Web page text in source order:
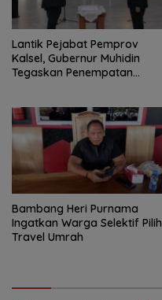
Lantik Pejabat Pemprov
Kalsel, Gubernur Muhidin
Tegaskan Penempatan
Bambang Heri Purnama
Ingatkan Warga Selektif Pilih
Travel Umrah